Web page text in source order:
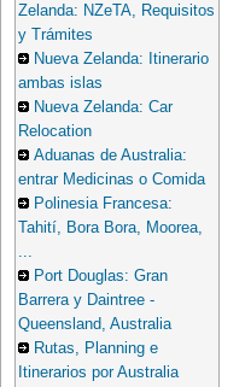
Zelanda: NZeTA, Requisitos
y Trámites
Nueva Zelanda: Itinerario
ambas islas
Nueva Zelanda: Car
Relocation
Aduanas de Australia:
entrar Medicinas o Comida
Polinesia Francesa:
Tahití, Bora Bora, Moorea,
...
Port Douglas: Gran
Barrera y Daintree -
Queensland, Australia
Rutas, Planning e
Itinerarios por Australia